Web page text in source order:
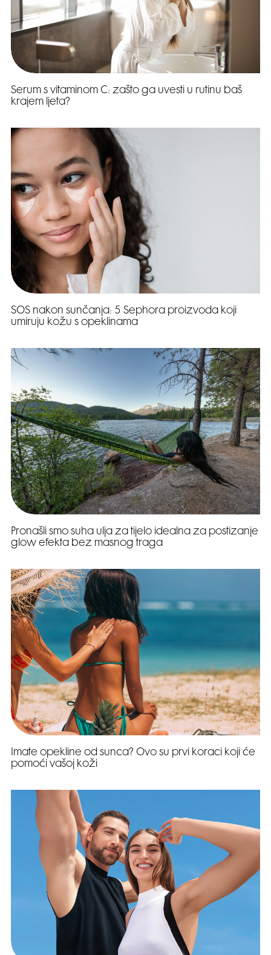
Serum s vitaminom C: zašto ga uvesti u rutinu baš
krajem ljeta?
SOS nakon sunčanja: 5 Sephora proizvoda koji
umiruju kožu s opeklinama
Pronašli smo suha ulja za tijelo idealna za postizanje
glow efekta bez masnog traga
Imate opekline od sunca? Ovo su prvi koraci koji će
pomoći vašoj koži